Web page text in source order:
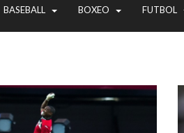
BASEBALL BOXEO FUTBOL